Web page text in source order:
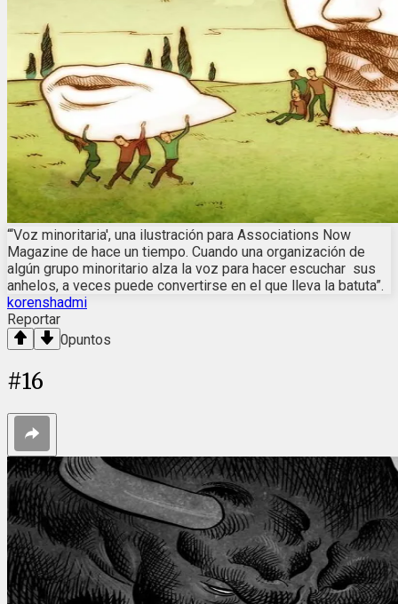
“‘Voz minoritaria', una ilustración para Associations Now
Magazine de hace un tiempo. Cuando una organización de
algún grupo minoritario alza la voz para hacer escuchar sus
anhelos, a veces puede convertirse en el que lleva la batuta”.
korenshadmi
Reportar
0puntos
#16